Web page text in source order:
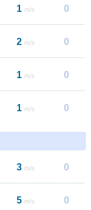
1 m/s 0
2 m/s 0
1 m/s 0
1 m/s 0
3 m/s 0
5 m/s 0